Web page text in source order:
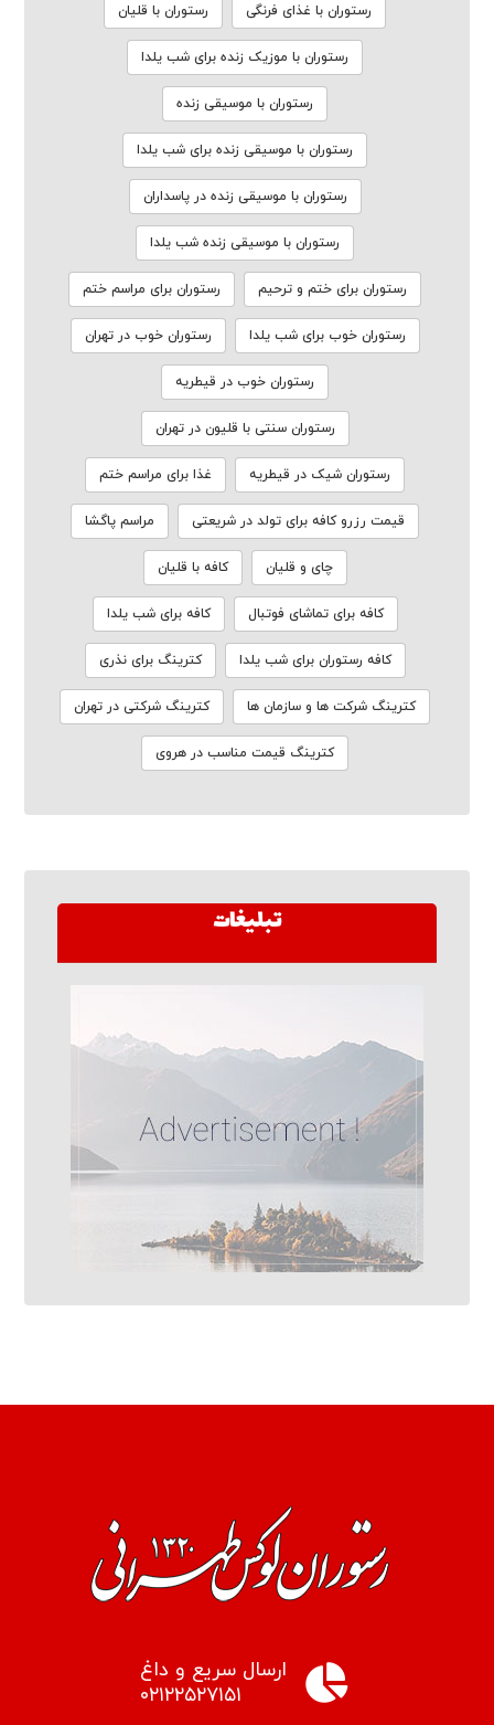
رستوران با غذای فرنگی رستوران با قلیان
رستوران با موزیک زنده برای شب یلدا
رستوران با موسیقی زنده
رستوران با موسیقی زنده برای شب یلدا
رستوران با موسیقی زنده در پاسداران
رستوران با موسیقی زنده شب یلدا
رستوران برای ختم و ترحیم رستوران برای مراسم ختم
رستوران خوب برای شب یلدا رستوران خوب در تهران
رستوران خوب در قیطریه
رستوران سنتی با قلیون در تهران
رستوران شیک در قیطریه غذا برای مراسم ختم
قیمت رزرو کافه برای تولد در شریعتی مراسم پاگشا
چای و قلیان کافه با قلیان
کافه برای تماشای فوتبال کافه برای شب یلدا
کافه رستوران برای شب یلدا کترینگ برای نذری
کترینگ شرکت ها و سازمان ها کترینگ شرکتی در تهران
کترینگ قیمت مناسب در هروی
تبلیغات
ارسال سریع و داغ
۰۲۱۲۲۵۲۷۱۵۱